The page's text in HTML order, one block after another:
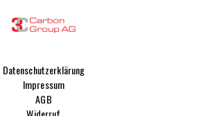
Datenschutzerklärung
Impressum
AGB